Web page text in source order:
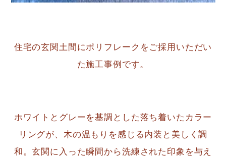
住宅の玄関土間にポリフレークをご採用いただい
た施工事例です。
ホワイトとグレーを基調とした落ち着いたカラー
リングが、木の温もりを感じる内装と美しく調
和。玄関に入った瞬間から洗練された印象を与え